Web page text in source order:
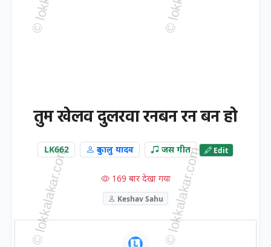
तुम खेलव दुलरवा रनबन रन बन हो
LK662 दुकालु यादव जस गीत Edit
169 बार देखा गया
Keshav Sahu